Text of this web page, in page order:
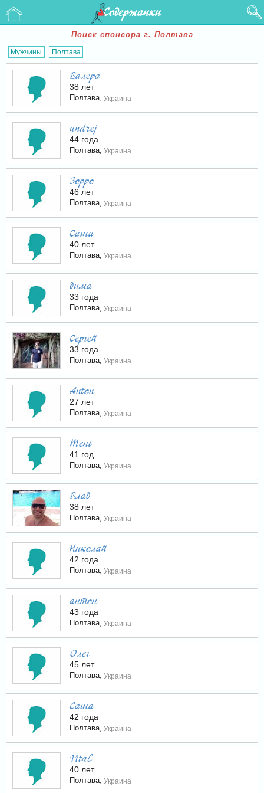
Содержанки
Поиск спонсора г. Полтава
Мужчины Полтава
Валера
38 лет
Полтава, Украина
andrej
44 года
Полтава, Украина
Зорро
46 лет
Полтава, Украина
Cаша
40 лет
Полтава, Украина
дима
33 года
Полтава, Украина
Сергей
33 года
Полтава, Украина
Anton
27 лет
Полтава, Украина
Тень
41 год
Полтава, Украина
Влад
38 лет
Полтава, Украина
Николай
42 года
Полтава, Украина
антон
43 года
Полтава, Украина
Олег
45 лет
Полтава, Украина
Саша
42 года
Полтава, Украина
Vital
40 лет
Полтава, Украина